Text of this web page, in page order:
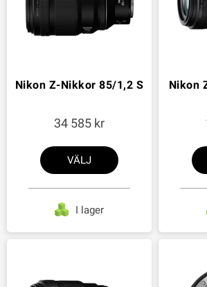
Nikon Z-Nikkor 85/1,2 S
34 585
VÄLJ
I lager
Nikon